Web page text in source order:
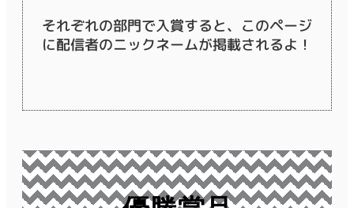
それぞれの部門で入賞すると、このページ
に配信者のニックネームが掲載されるよ！